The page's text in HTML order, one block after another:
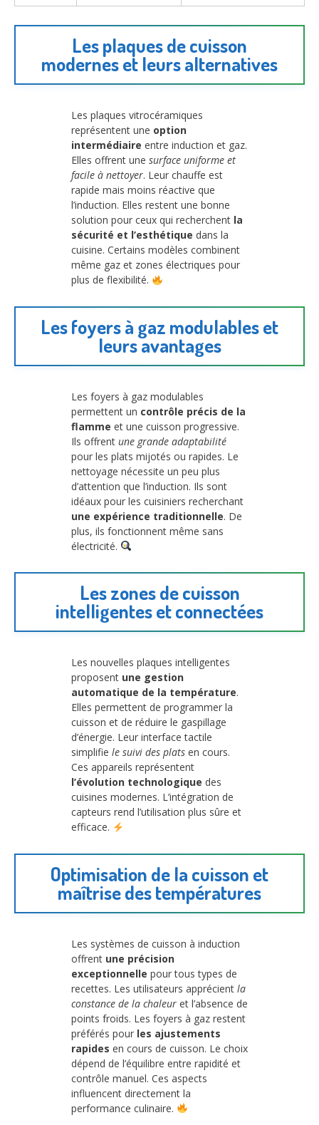
Les plaques de cuisson
modernes et leurs alternatives
Les plaques vitrocéramiques
représentent une option
intermédiaire entre induction et gaz.
Elles offrent une surface uniforme et
facile à nettoyer. Leur chauffe est
rapide mais moins réactive que
l’induction. Elles restent une bonne
solution pour ceux qui recherchent la
sécurité et l’esthétique dans la
cuisine. Certains modèles combinent
même gaz et zones électriques pour
plus de flexibilité.
Les foyers à gaz modulables et
leurs avantages
Les foyers à gaz modulables
permettent un contrôle précis de la
flamme et une cuisson progressive.
Ils offrent une grande adaptabilité
pour les plats mijotés ou rapides. Le
nettoyage nécessite un peu plus
d’attention que l’induction. Ils sont
idéaux pour les cuisiniers recherchant
une expérience traditionnelle. De
plus, ils fonctionnent même sans
électricité.
Les zones de cuisson
intelligentes et connectées
Les nouvelles plaques intelligentes
proposent une gestion
automatique de la température.
Elles permettent de programmer la
cuisson et de réduire le gaspillage
d’énergie. Leur interface tactile
simplifie le suivi des plats en cours.
Ces appareils représentent
l’évolution technologique des
cuisines modernes. L’intégration de
capteurs rend l’utilisation plus sûre et
efficace.
Optimisation de la cuisson et
maîtrise des températures
Les systèmes de cuisson à induction
offrent une précision
exceptionnelle pour tous types de
recettes. Les utilisateurs apprécient la
constance de la chaleur et l’absence de
points froids. Les foyers à gaz restent
préférés pour les ajustements
rapides en cours de cuisson. Le choix
dépend de l’équilibre entre rapidité et
contrôle manuel. Ces aspects
influencent directement la
performance culinaire.